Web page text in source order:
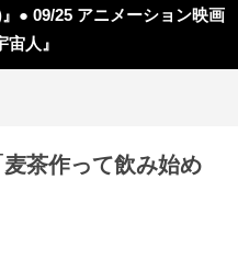
● 09/25 アニメーション映画
宙人』
茶作って飲み始め